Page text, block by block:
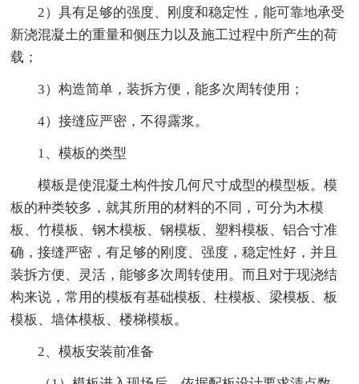
2）具有足够的强度、刚度和稳定性，能可靠地承受
新浇混凝土的重量和侧压力以及施工过程中所产生的荷
载；
3）构造简单，装拆方便，能多次周转使用；
4）接缝应严密，不得露浆。
1、模板的类型
模板是使混凝土构件按几何尺寸成型的模型板。模
板的种类较多，就其所用的材料的不同，可分为木模
板、竹模板、钢木模板、钢模板、塑料模板、铝合寸准
确，接缝严密，有足够的刚度、强度，稳定性好，并且
装拆方便、灵活，能够多次周转使用。而且对于现浇结
构来说，常用的模板有基础模板、柱模板、梁模板、板
模板、墙体模板、楼梯模板。
2、模板安装前准备